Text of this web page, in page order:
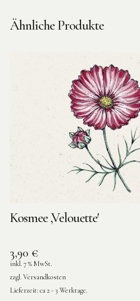
InstagramPinterest
Ähnliche Produkte
Kosmee ‚Velouette′
3,90 €
inkl. 7 % MwSt.
zzgl. Versandkosten
Lieferzeit: ca 2 - 3 Werktage.